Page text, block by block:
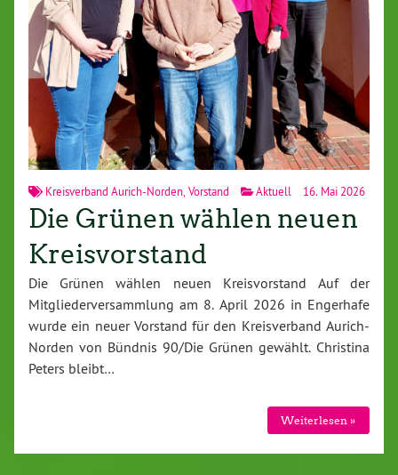
Kreisverband Aurich-Norden,Vorstand Aktuell 16. Mai 2026
Die Grünen wählen neuen
Kreisvorstand
Die Grünen wählen neuen Kreisvorstand Auf der
Mitgliederversammlung am 8. April 2026 in Engerhafe
wurde ein neuer Vorstand für den Kreisverband Aurich-
Norden von Bündnis 90/Die Grünen gewählt. Christina
Peters bleibt…
Weiterlesen »